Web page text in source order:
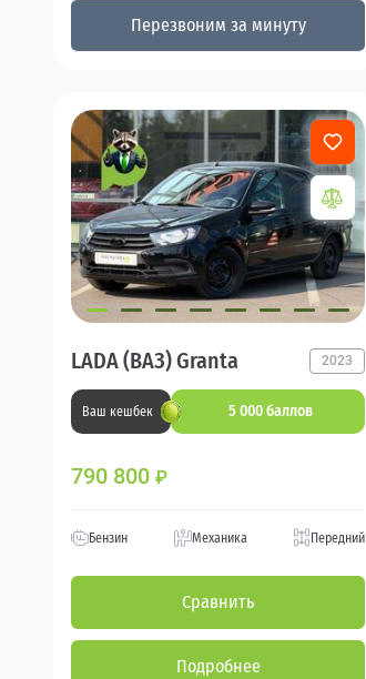
Перезвоним за минуту
LADA (ВАЗ) Granta 2023
Ваш кешбек 5 000 баллов
790 800 ₽
Бензин Механика Передний
Сравнить
Подробнее